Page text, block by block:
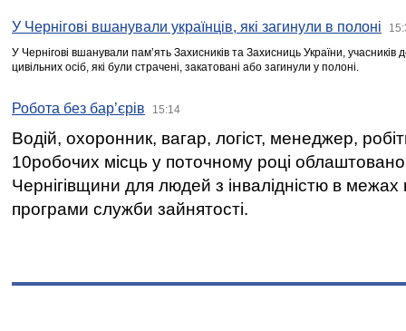
У Чернігові вшанували українців, які загинули в полоні
У Чернігові вшанували пам’ять Захисників та Захисниць України,
цивільних осіб, які були страчені, закатовані або загинули у полоні.
Робота без бар’єрів 15:14
Водій, охоронник, вагар, логіст, менеджер,
10робочих місць у поточному році
Чернігівщини для людей з інвалідністю в межах
програми служби зайнятості.